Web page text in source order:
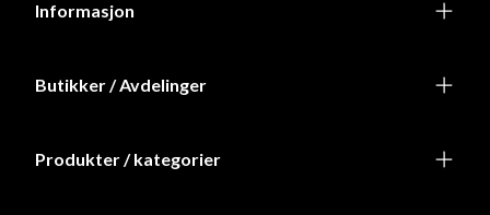
Informasjon
Butikker / Avdelinger
Produkter / kategorier